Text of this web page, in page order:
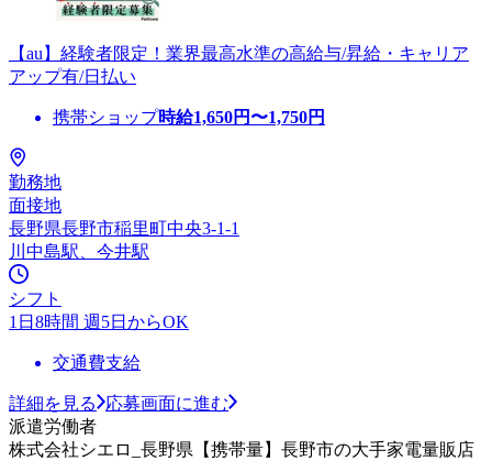
【au】経験者限定！業界最高水準の高給与/昇給・キャリア
アップ有/日払い
携帯ショップ時給1,650円〜1,750円
勤務地
面接地
長野県長野市稲里町中央3-1-1
川中島駅、今井駅
シフト
1日8時間 週5日からOK
交通費支給
詳細を見る
応募画面に進む
派遣労働者
株式会社シエロ_長野県【携帯量】長野市の大手家電量販店